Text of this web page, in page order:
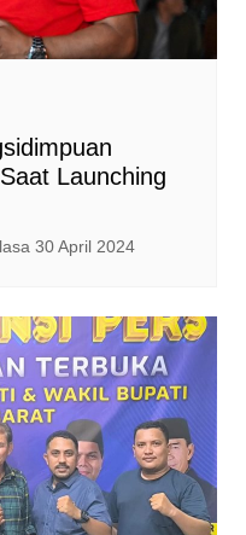
Launching
30 April 2024